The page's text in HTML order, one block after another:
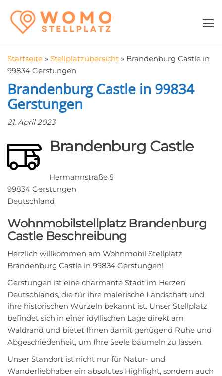
Inhalt
springen
in der Nähe
Startseite » Stellplatzübersicht » Brandenburg Castle in
99834 Gerstungen
Brandenburg Castle in 99834
Gerstungen
21. April 2023
Brandenburg Castle
Hermannstraße 5
99834 Gerstungen
Deutschland
Wohnmobilstellplatz Brandenburg
Castle Beschreibung
Herzlich willkommen am Wohnmobil Stellplatz
Brandenburg Castle in 99834 Gerstungen!
Gerstungen ist eine charmante Stadt im Herzen
Deutschlands, die für ihre malerische Landschaft und
ihre historischen Wurzeln bekannt ist. Unser Stellplatz
befindet sich in einer idyllischen Lage direkt am
Waldrand und bietet Ihnen damit genügend Ruhe und
Abgeschiedenheit, um Ihre Seele baumeln zu lassen.
Unser Standort ist nicht nur für Natur- und
Wanderliebhaber ein absolutes Highlight, sondern auch